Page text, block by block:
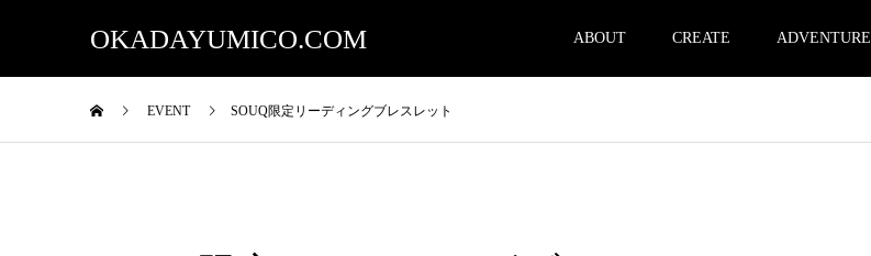
OKADAYUMICO.COM ABOUT CREATE ADVENTURE
EVENT SOUQ限定リーディングブレスレット